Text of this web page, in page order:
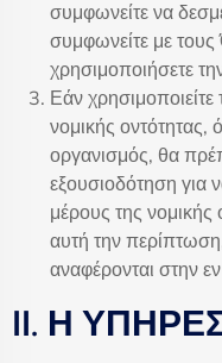
συμφωνείτε να
συμφωνείτε με
χρησιμοποιήσετε
Εάν
νομικής οντότητας,
οργανισμός, θα
εξουσιοδότηση για
μέρους της
αυτή την περίπτωση,
αναφέρονται στην
II. Η